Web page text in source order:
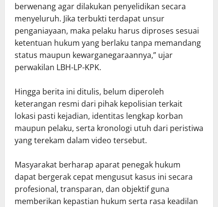
berwenang agar dilakukan penyelidikan secara
menyeluruh. Jika terbukti terdapat unsur
penganiayaan, maka pelaku harus diproses sesuai
ketentuan hukum yang berlaku tanpa memandang
status maupun kewarganegaraannya,” ujar
perwakilan LBH-LP-KPK.
Hingga berita ini ditulis, belum diperoleh
keterangan resmi dari pihak kepolisian terkait
lokasi pasti kejadian, identitas lengkap korban
maupun pelaku, serta kronologi utuh dari peristiwa
yang terekam dalam video tersebut.
Masyarakat berharap aparat penegak hukum
dapat bergerak cepat mengusut kasus ini secara
profesional, transparan, dan objektif guna
memberikan kepastian hukum serta rasa keadilan